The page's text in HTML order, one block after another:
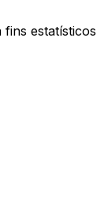
fins estatísticos